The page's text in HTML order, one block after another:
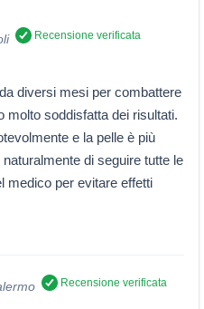
Recensione verificata
diversi mesi per combattere
molto soddisfatta dei risultati.
e la pelle è più
di seguire tutte le
medico per evitare effetti
Recensione verificata